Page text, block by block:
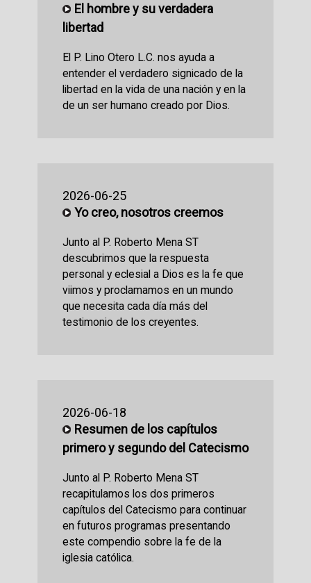
El hombre y su verdadera
libertad
El P. Lino Otero L.C. nos ayuda a
entender el verdadero signicado de la
libertad en la vida de una nación y en la
de un ser humano creado por Dios.
2026-06-25
Yo creo, nosotros creemos
Junto al P. Roberto Mena ST
descubrimos que la respuesta
personal y eclesial a Dios es la fe que
viimos y proclamamos en un mundo
que necesita cada día más del
testimonio de los creyentes.
2026-06-18
Resumen de los capítulos
primero y segundo del Catecismo
Junto al P. Roberto Mena ST
recapitulamos los dos primeros
capítulos del Catecismo para continuar
en futuros programas presentando
este compendio sobre la fe de la
iglesia católica.